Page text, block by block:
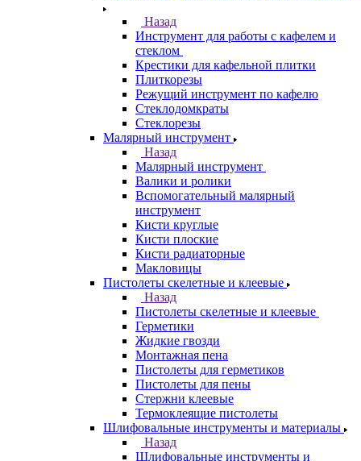
Назад
Инструмент для работы с кафелем и
стеклом
Крестики для кафельной плитки
Плиткорезы
Режущий инструмент по кафелю
Стеклодомкраты
Стеклорезы
Малярный инструмент
Назад
Малярный инструмент
Валики и ролики
Вспомогательный малярный
инструмент
Кисти круглые
Кисти плоские
Кисти радиаторные
Макловицы
Пистолеты скелетные и клеевые
Назад
Пистолеты скелетные и клеевые
Герметики
Жидкие гвозди
Монтажная пена
Пистолеты для герметиков
Пистолеты для пены
Стержни клеевые
Термоклеящие пистолеты
Шлифовальные инструменты и материалы
Назад
Шлифовальные инструменты и